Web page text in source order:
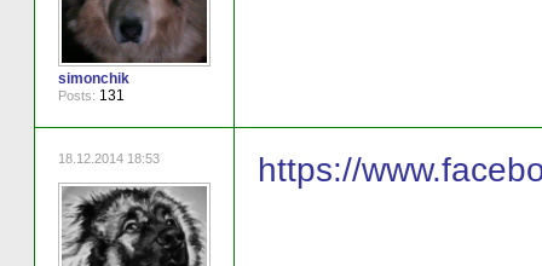
simonchik
Posts: 131
18.12.2014 18:53 https://